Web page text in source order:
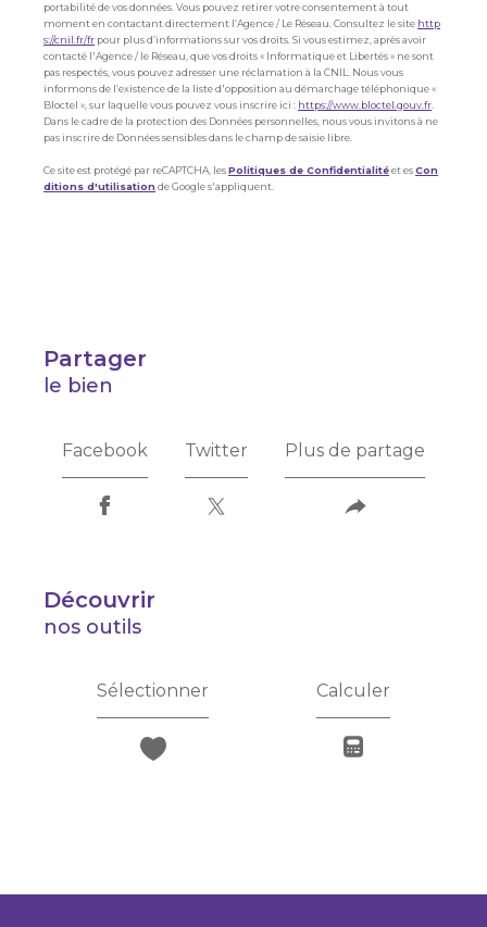
portabilité de vos données. Vous pouvez retirer votre consentement à tout
moment en contactant directement l’Agence / Le Réseau. Consultez le site http
s://cnil.fr/fr pour plus d’informations sur vos droits. Si vous estimez, après avoir
contacté l'Agence / le Réseau, que vos droits « Informatique et Libertés » ne sont
pas respectés, vous pouvez adresser une réclamation à la CNIL. Nous vous
informons de l’existence de la liste d'opposition au démarchage téléphonique «
Bloctel », sur laquelle vous pouvez vous inscrire ici : https://www.bloctel.gouv.fr.
Dans le cadre de la protection des Données personnelles, nous vous invitons à ne
pas inscrire de Données sensibles dans le champ de saisie libre.
Ce site est protégé par reCAPTCHA, lesPolitiques de Confidentialitéet esCon
ditions d'utilisation de Google s'appliquent.
partager
le bien
Facebook Twitter Plus de partage
découvrir
nos outils
Sélectionner Calculer